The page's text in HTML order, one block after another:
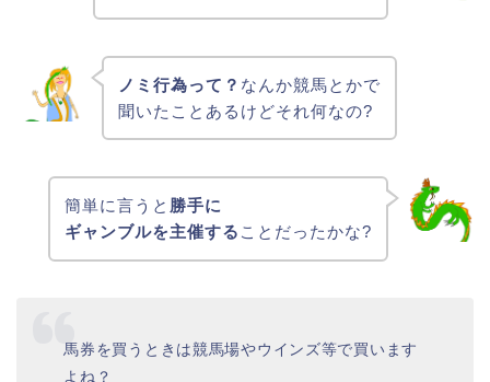
ノミ行為って？ なんか競馬とかで
聞いたことあるけどそれ何なの?
簡単に言うと 勝手に
ギャンブルを主催する ことだったかな?
馬券を買うときは競馬場やウインズ等で買います
よね？